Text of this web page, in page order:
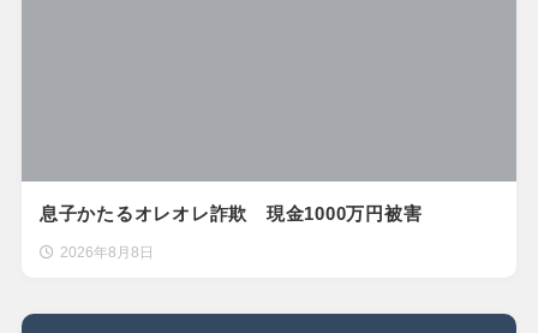
息子かたるオレオレ詐欺 現金1000万円被害
2026年8月8日